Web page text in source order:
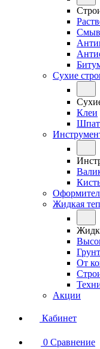
Сухие
Клеи
Жидкая
От
Акции
Кабинет
0 Сравнение